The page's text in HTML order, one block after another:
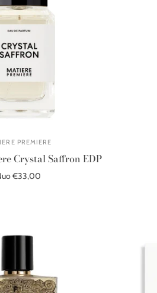
PREMIERE
Crystal Saffron EDP
€33,00